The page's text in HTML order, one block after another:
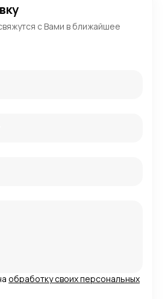
с Вами в ближайшее
обработку своих персональных